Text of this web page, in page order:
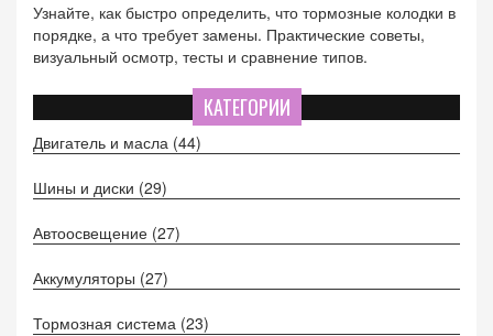
Узнайте, как быстро определить, что тормозные колодки в
порядке, а что требует замены. Практические советы,
визуальный осмотр, тесты и сравнение типов.
КАТЕГОРИИ
Двигатель и масла (44)
Шины и диски (29)
Автоосвещение (27)
Аккумуляторы (27)
Тормозная система (23)